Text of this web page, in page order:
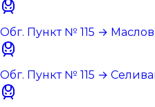
Обг. Пункт № 115 →
Обг. Пункт № 115 →